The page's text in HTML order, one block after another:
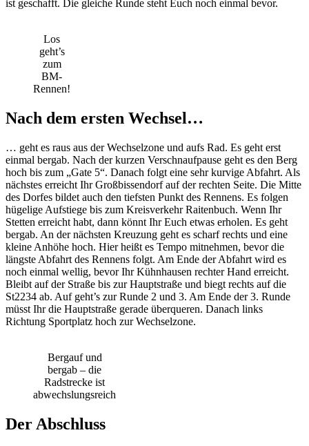
ist geschafft. Die gleiche Runde steht Euch noch einmal bevor.
Los
geht’s
zum
BM-
Rennen!
Nach dem ersten Wechsel…
… geht es raus aus der Wechselzone und aufs Rad. Es geht erst
einmal bergab. Nach der kurzen Verschnaufpause geht es den Berg
hoch bis zum „Gate 5“. Danach folgt eine sehr kurvige Abfahrt. Als
nächstes erreicht Ihr Großbissendorf auf der rechten Seite. Die Mitte
des Dorfes bildet auch den tiefsten Punkt des Rennens. Es folgen
hügelige Aufstiege bis zum Kreisverkehr Raitenbuch. Wenn Ihr
Stetten erreicht habt, dann könnt Ihr Euch etwas erholen. Es geht
bergab. An der nächsten Kreuzung geht es scharf rechts und eine
kleine Anhöhe hoch. Hier heißt es Tempo mitnehmen, bevor die
längste Abfahrt des Rennens folgt. Am Ende der Abfahrt wird es
noch einmal wellig, bevor Ihr Kühnhausen rechter Hand erreicht.
Bleibt auf der Straße bis zur Hauptstraße und biegt rechts auf die
St2234 ab. Auf geht’s zur Runde 2 und 3. Am Ende der 3. Runde
müsst Ihr die Hauptstraße gerade überqueren. Danach links
Richtung Sportplatz hoch zur Wechselzone.
Bergauf und
bergab – die
Radstrecke ist
abwechslungsreich
Der Abschluss